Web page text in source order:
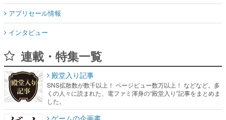
アプリセール情報
インタビュー
連載・特集一覧
殿堂入り記事
SNS拡散数が数千以上！ ページビュー数万以上！ などなど。多
くの人々に読まれた、電ファミ渾身の“殿堂入り”記事をまとめま
した。
ゲームの企画書